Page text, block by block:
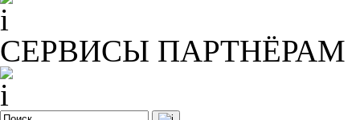
СЕРВИСЫ ПАРТНЁРАМ